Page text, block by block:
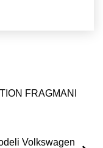
FRAGMANI
Volkswagen